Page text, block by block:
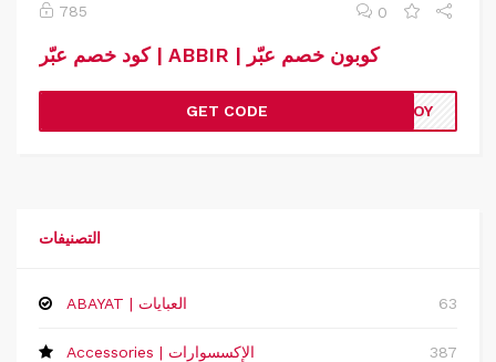
785 0
كود خصم عبّر | ABBIR | كوبون خصم عبّر
GET CODE BAOY
التصنيفات
ABAYAT | العبايات 63
Accessories | الإكسسوارات 387